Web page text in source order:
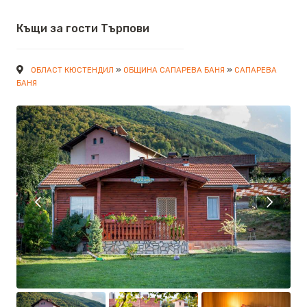
Къщи за гости Търпови
ОБЛАСТ КЮСТЕНДИЛ » ОБЩИНА САПАРЕВА БАНЯ » САПАРЕВА
БАНЯ